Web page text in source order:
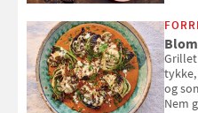
og
Nem